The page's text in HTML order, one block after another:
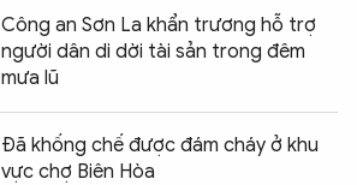
Công an Sơn La khẩn trương hỗ trợ
người dân di dời tài sản trong đêm
mưa lũ
Đã khống chế được đám cháy ở khu
vực chợ Biên Hòa